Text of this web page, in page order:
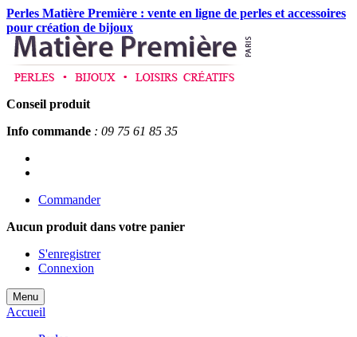
Perles Matière Première : vente en ligne de perles et accessoires
pour création de bijoux
Conseil produit
Info commande : 09 75 61 85 35
Commander
Aucun produit dans votre panier
S'enregistrer
Connexion
Menu
Accueil